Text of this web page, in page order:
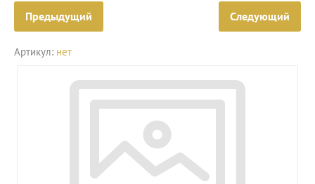
Предыдущий Следующий
Артикул: нет